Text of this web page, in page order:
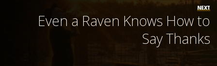
NEXT
Even a Raven Knows How to
Say Thanks